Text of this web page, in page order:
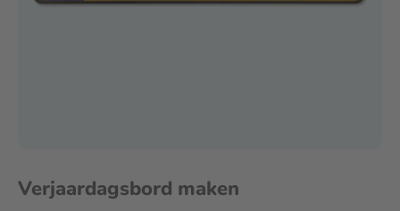
Verjaardagsbord maken